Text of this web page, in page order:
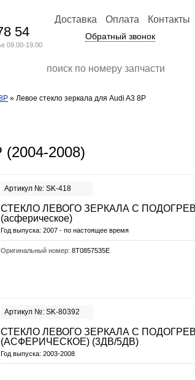
» Левое стекло зеркала для Audi A3 8P
(2004-2008)
Артикул №: SK-418
СТЕКЛО ЛЕВОГО ЗЕРКАЛА С
(асферическое)
Год выпуска: 2007 - по настоящее время
Оригинальный номер: 8T0857535E
Артикул №: SK-80392
СТЕКЛО ЛЕВОГО ЗЕРКАЛА С
(АСФЕРИЧЕСКОЕ) (3ДВ/5ДВ)
Год выпуска: 2003-2008
54
09.00-19.00
Доставка Оплата Контакты
Обратный звонок